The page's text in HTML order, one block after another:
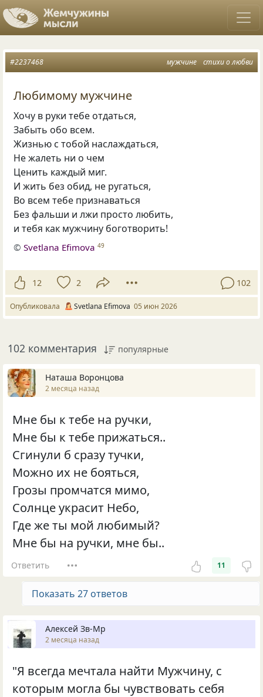
мужчине стихи о любви
#2237468
Любимому мужчине
Хочу в руки тебе отдаться,
Забыть обо всем.
Жизнью с тобой наслаждаться,
Не жалеть ни о чем
Ценить каждый миг.
И жить без обид, не ругаться,
Во всем тебе признаваться
Без фальши и лжи просто любить,
и тебя как мужчину боготворить!
©Svetlana Efimova 49
12 2 102
Опубликовала Svetlana Efimova 05 июн 2026
102 комментария популярные
Наташа Воронцова
2 месяца назад
Мне бы к тебе на ручки,
Мне бы к тебе прижаться..
Сгинули б сразу тучки,
Можно их не бояться,
Грозы промчатся мимо,
Солнце украсит Небо,
Где же ты мой любимый?
Мне бы на ручки, мне бы..
Ответить 11
Показать 27 ответов
Алексей Зв-Mp
2 месяца назад
"Я всегда мечтала найти Мужчину, с
которым могла бы чувствовать себя